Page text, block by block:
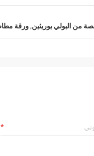
من البولي يوريثين,ورقة